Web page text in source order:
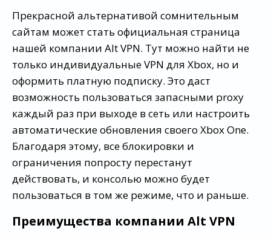
Прекрасной альтернативой сомнительным
сайтам может стать официальная страница
нашей компании Alt VPN. Тут можно найти не
только индивидуальные VPN для Xbox, но и
оформить платную подписку. Это даст
возможность пользоваться запасными proxy
каждый раз при выходе в сеть или настроить
автоматические обновления своего Xbox One.
Благодаря этому, все блокировки и
ограничения попросту перестанут
действовать, и консолью можно будет
пользоваться в том же режиме, что и раньше.
Преимущества компании Alt VPN